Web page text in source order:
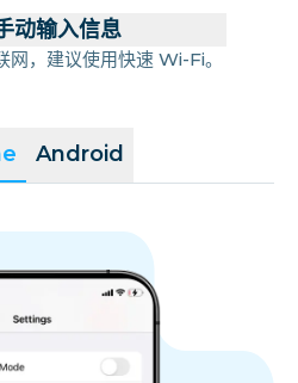
Android
动输入信息
，建议使用快速 Wi-Fi。